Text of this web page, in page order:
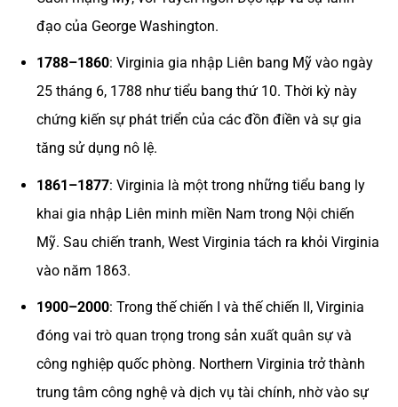
đạo của George Washington.
1788–1860: Virginia gia nhập Liên bang Mỹ vào ngày
25 tháng 6, 1788 như tiểu bang thứ 10. Thời kỳ này
chứng kiến sự phát triển của các đồn điền và sự gia
tăng sử dụng nô lệ.
1861–1877: Virginia là một trong những tiểu bang ly
khai gia nhập Liên minh miền Nam trong Nội chiến
Mỹ. Sau chiến tranh, West Virginia tách ra khỏi Virginia
vào năm 1863.
1900–2000: Trong thế chiến I và thế chiến II, Virginia
đóng vai trò quan trọng trong sản xuất quân sự và
công nghiệp quốc phòng. Northern Virginia trở thành
trung tâm công nghệ và dịch vụ tài chính, nhờ vào sự